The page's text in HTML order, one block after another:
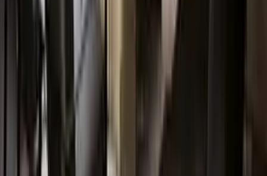
Kerimoğlu Utopia
Hemen Teslim
Satış Tamamlandı
Satışı Tamamlandı
Bölgedeki benzer projeleri inceleyebilir ve size en uygun proje için
form bırakabilirsiniz.
Benzer Projeleri İncele
Bölgedeki Projeler